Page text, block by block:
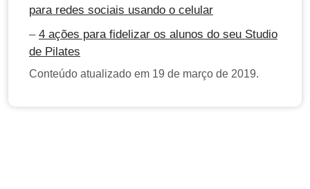
para redes sociais usando o celular
– 4 ações para fidelizar os alunos do seu Studio
de Pilates
Conteúdo atualizado em 19 de março de 2019.